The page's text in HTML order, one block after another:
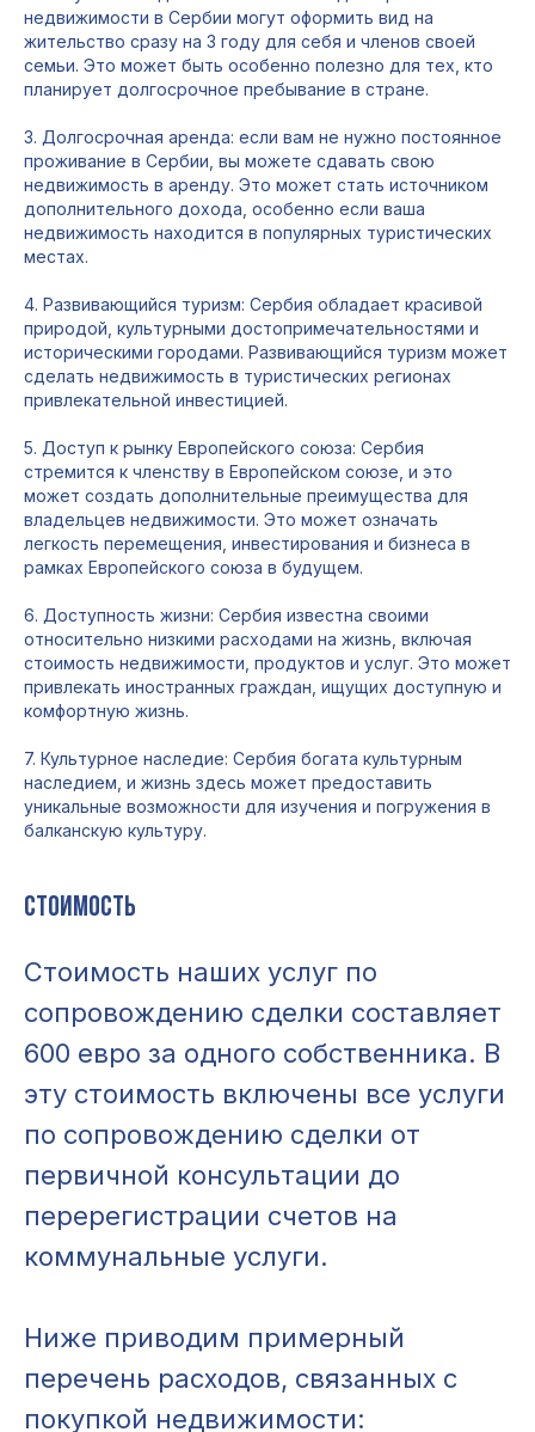
недвижимости в Сербии могут оформить вид на
жительство сразу на 3 году для себя и членов своей
семьи. Это может быть особенно полезно для тех, кто
планирует долгосрочное пребывание в стране.
3. Долгосрочная аренда: если вам не нужно постоянное
проживание в Сербии, вы можете сдавать свою
недвижимость в аренду. Это может стать источником
дополнительного дохода, особенно если ваша
недвижимость находится в популярных туристических
местах.
4. Развивающийся туризм: Сербия обладает красивой
природой, культурными достопримечательностями и
историческими городами. Развивающийся туризм может
сделать недвижимость в туристических регионах
привлекательной инвестицией.
5. Доступ к рынку Европейского союза: Сербия
стремится к членству в Европейском союзе, и это
может создать дополнительные преимущества для
владельцев недвижимости. Это может означать
легкость перемещения, инвестирования и бизнеса в
рамках Европейского союза в будущем.
6. Доступность жизни: Сербия известна своими
относительно низкими расходами на жизнь, включая
стоимость недвижимости, продуктов и услуг. Это может
привлекать иностранных граждан, ищущих доступную и
комфортную жизнь.
7. Культурное наследие: Сербия богата культурным
наследием, и жизнь здесь может предоставить
уникальные возможности для изучения и погружения в
балканскую культуру.
Стоимость
Стоимость наших услуг по
сопровождению сделки составляет
600 евро за одного собственника. В
эту стоимость включены все услуги
по сопровождению сделки от
первичной консультации до
перерегистрации счетов на
коммунальные услуги.
Ниже приводим примерный
перечень расходов, связанных с
покупкой недвижимости: